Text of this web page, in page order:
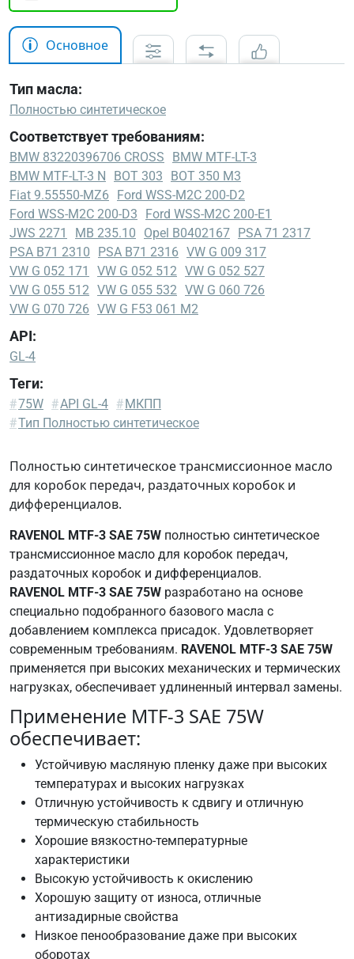
Основное
Тип масла:
Полностью синтетическое
Соответствует требованиям:
BMW 83220396706 CROSS
BMW MTF-LT-3
BMW MTF-LT-3 N
BOT 303
BOT 350 M3
Fiat 9.55550-MZ6
Ford WSS-M2C 200-D2
Ford WSS-M2C 200-D3
Ford WSS-M2C 200-E1
JWS 2271
MB 235.10 Opel B0402167 PSA 71 2317
PSA B71 2310
PSA B71 2316 VW G 009 317
VW G 052 171
VW G 052 512 VW G 052 527
VW G 055 512 VW G 055 532 VW G 060 726
VW G 070 726 VW G F53 061 M2
API:
GL-4
BMW
83220396706
BMW
MTF-
LT-3
MTF-
LT-3
N
BOT
303
BOT
350
M3
Fiat
9.55550-
MZ6
Ford
WSS-
M2C
200-
Ford
WSS-
M2C
200-
Ford
WSS-
Теги:
#75W #API GL-4 #МКПП
#Тип Полностью синтетическое
Полностью синтетическое трансмиссионное масло
для коробок передач, раздаточных коробок и
дифференциалов.
RAVENOL MTF-3 SAE 75W полностью синтетическое
трансмиссионное масло для коробок передач,
раздаточных коробок и дифференциалов.
RAVENOL MTF-3 SAE 75W разработано на основе
специально подобранного базового масла с
добавлением комплекса присадок. Удовлетворяет
современным требованиям. RAVENOL MTF-3 SAE 75W
применяется при высоких механических и термических
нагрузках, обеспечивает удлиненный интервал замены.
Применение MTF-3 SAE 75W
обеспечивает:
Устойчивую масляную пленку даже при высоких
температурах и высоких нагрузках
Отличную устойчивость к сдвигу и отличную
термическую стабильность
Хорошие вязкостно-температурные
характеристики
Высокую устойчивость к окислению
Хорошую защиту от износа, отличные
антизадирные свойства
Низкое пенообразование даже при высоких
оборотах